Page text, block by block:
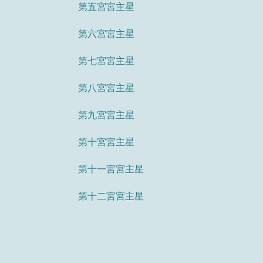
第五宮宮主星
第六宮宮主星
第七宮宮主星
第八宮宮主星
第九宮宮主星
第十宮宮主星
第十一宮宮主星
第十二宮宮主星